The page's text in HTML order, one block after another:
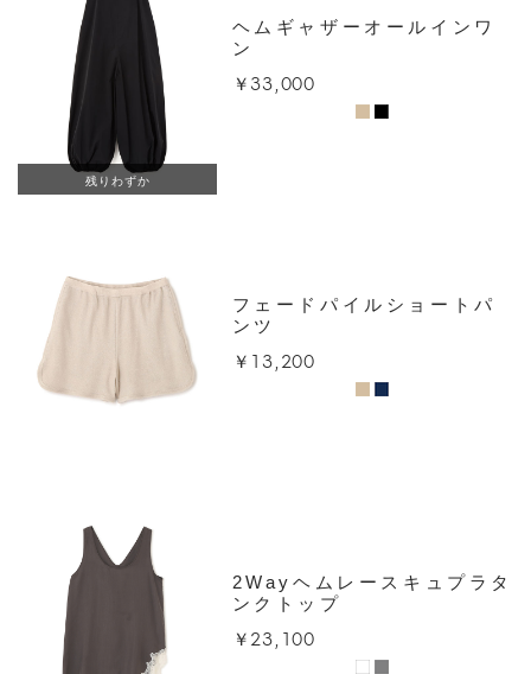
残りわずか
ヘムギャザーオールインワ
ン
￥33,000
フェードパイルショートパ
ンツ
￥13,200
2Wayヘムレースキュプラタ
ンクトップ
￥23,100